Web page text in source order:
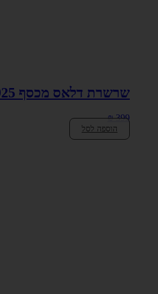
שרשרת דלאס מכסף 925
₪399
הוספה לסל